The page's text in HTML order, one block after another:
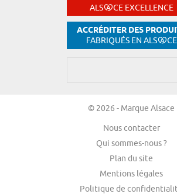
ALS CE EXCELLENCE
ACCRÉDITER DES
FABRIQUÉS EN ALS CE
© 2026 - Marque Alsace
Nous contacter
Qui sommes-nous ?
Plan du site
Mentions légales
Politique de